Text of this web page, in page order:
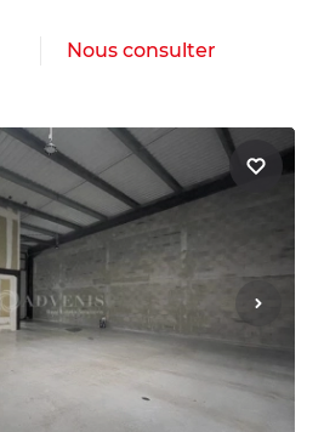
Nous consulter